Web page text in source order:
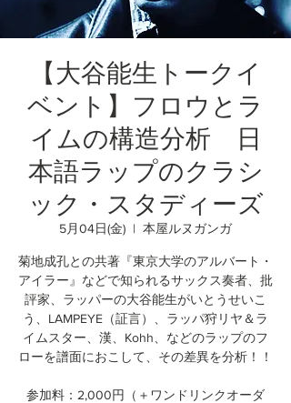
【大谷能生トークイ
ベント】フロウとラ
イムの構造分析 日
本語ラップのクラシ
ック・スタディーズ
5月04日(金)
  |
本屋ルヌガンガ
菊地成孔との共著『東京大学のアルバート・
アイラー』などで知られるサックス奏者、批
評家、ラッパーの大谷能生がいとうせいこ
う、LAMPEYE（証言）、ラッパ狩リヤ＆ラ
イムスター、漢、Kohh、などのラップのフ
ローを譜面におこして、その差異を分析！！
参加料：2,000円（＋ワンドリンクオーダ